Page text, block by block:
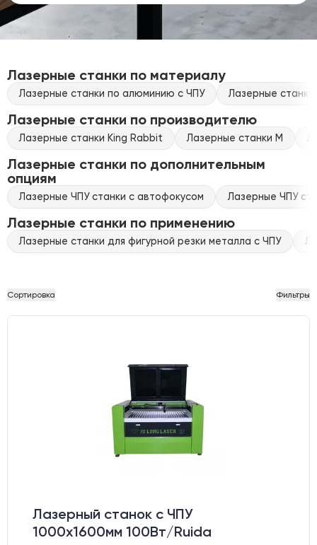
Лазерные станки по материалу
Лазерные станки по алюминию с ЧПУ Лазерные
Лазерные станки по производителю
Лазерные станки King Rabbit Лазерные станки M
Лазерные станки по дополнительным
опциям
Лазерные ЧПУ станки с автофокусом Лазерные ЧПУ
Лазерные станки по применению
Лазерные станки для фигурной резки металла с ЧПУ
Сортировка Фильтры
Лазерный станок c ЧПУ
1000х1600мм 100Вт/Ruida